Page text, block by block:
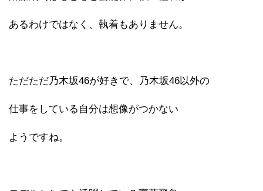
あるわけではなく、執着もありません。
ただただ乃木坂46が好きで、乃木坂46以外の
仕事をしている自分は想像がつかない
ようですね。